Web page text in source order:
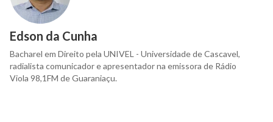
Edson da Cunha
Bacharel em Direito pela UNIVEL - Universidade de Cascavel,
radialista comunicador e apresentador na emissora de Rádio
Viola 98,1FM de Guaraniaçu.